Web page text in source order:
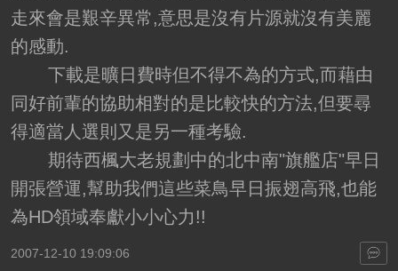
走來會是艱辛異常,意思是沒有片源就沒有美麗
的感動.
下載是曠日費時但不得不為的方式,而藉由
同好前輩的協助相對的是比較快的方法,但要尋
得適當人選則又是另一種考驗.
期待西楓大老規劃中的北中南"旗艦店"早日
開張營運,幫助我們這些菜鳥早日振翅高飛,也能
為HD領域奉獻小小心力!!
2007-12-10 19:09:06